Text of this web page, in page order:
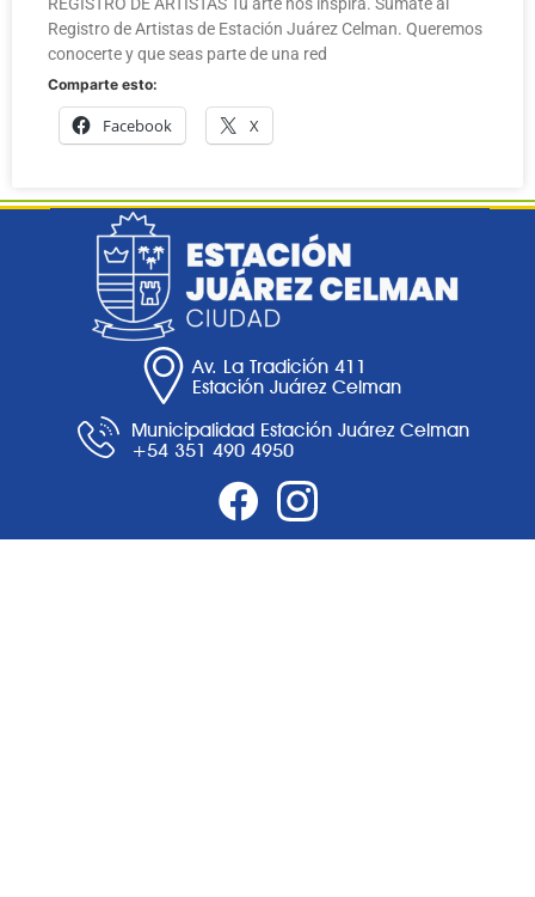
Registro de Artistas de Estación Juárez Celman. Queremos
conocerte y que seas parte de una red
Comparte esto:
Facebook X
Av. La Tradición 411
Estación Juárez Celman
Municipalidad Estación Juárez Celman
+54 351 490 4950